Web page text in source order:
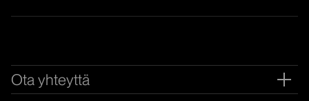
Ota yhteyttä